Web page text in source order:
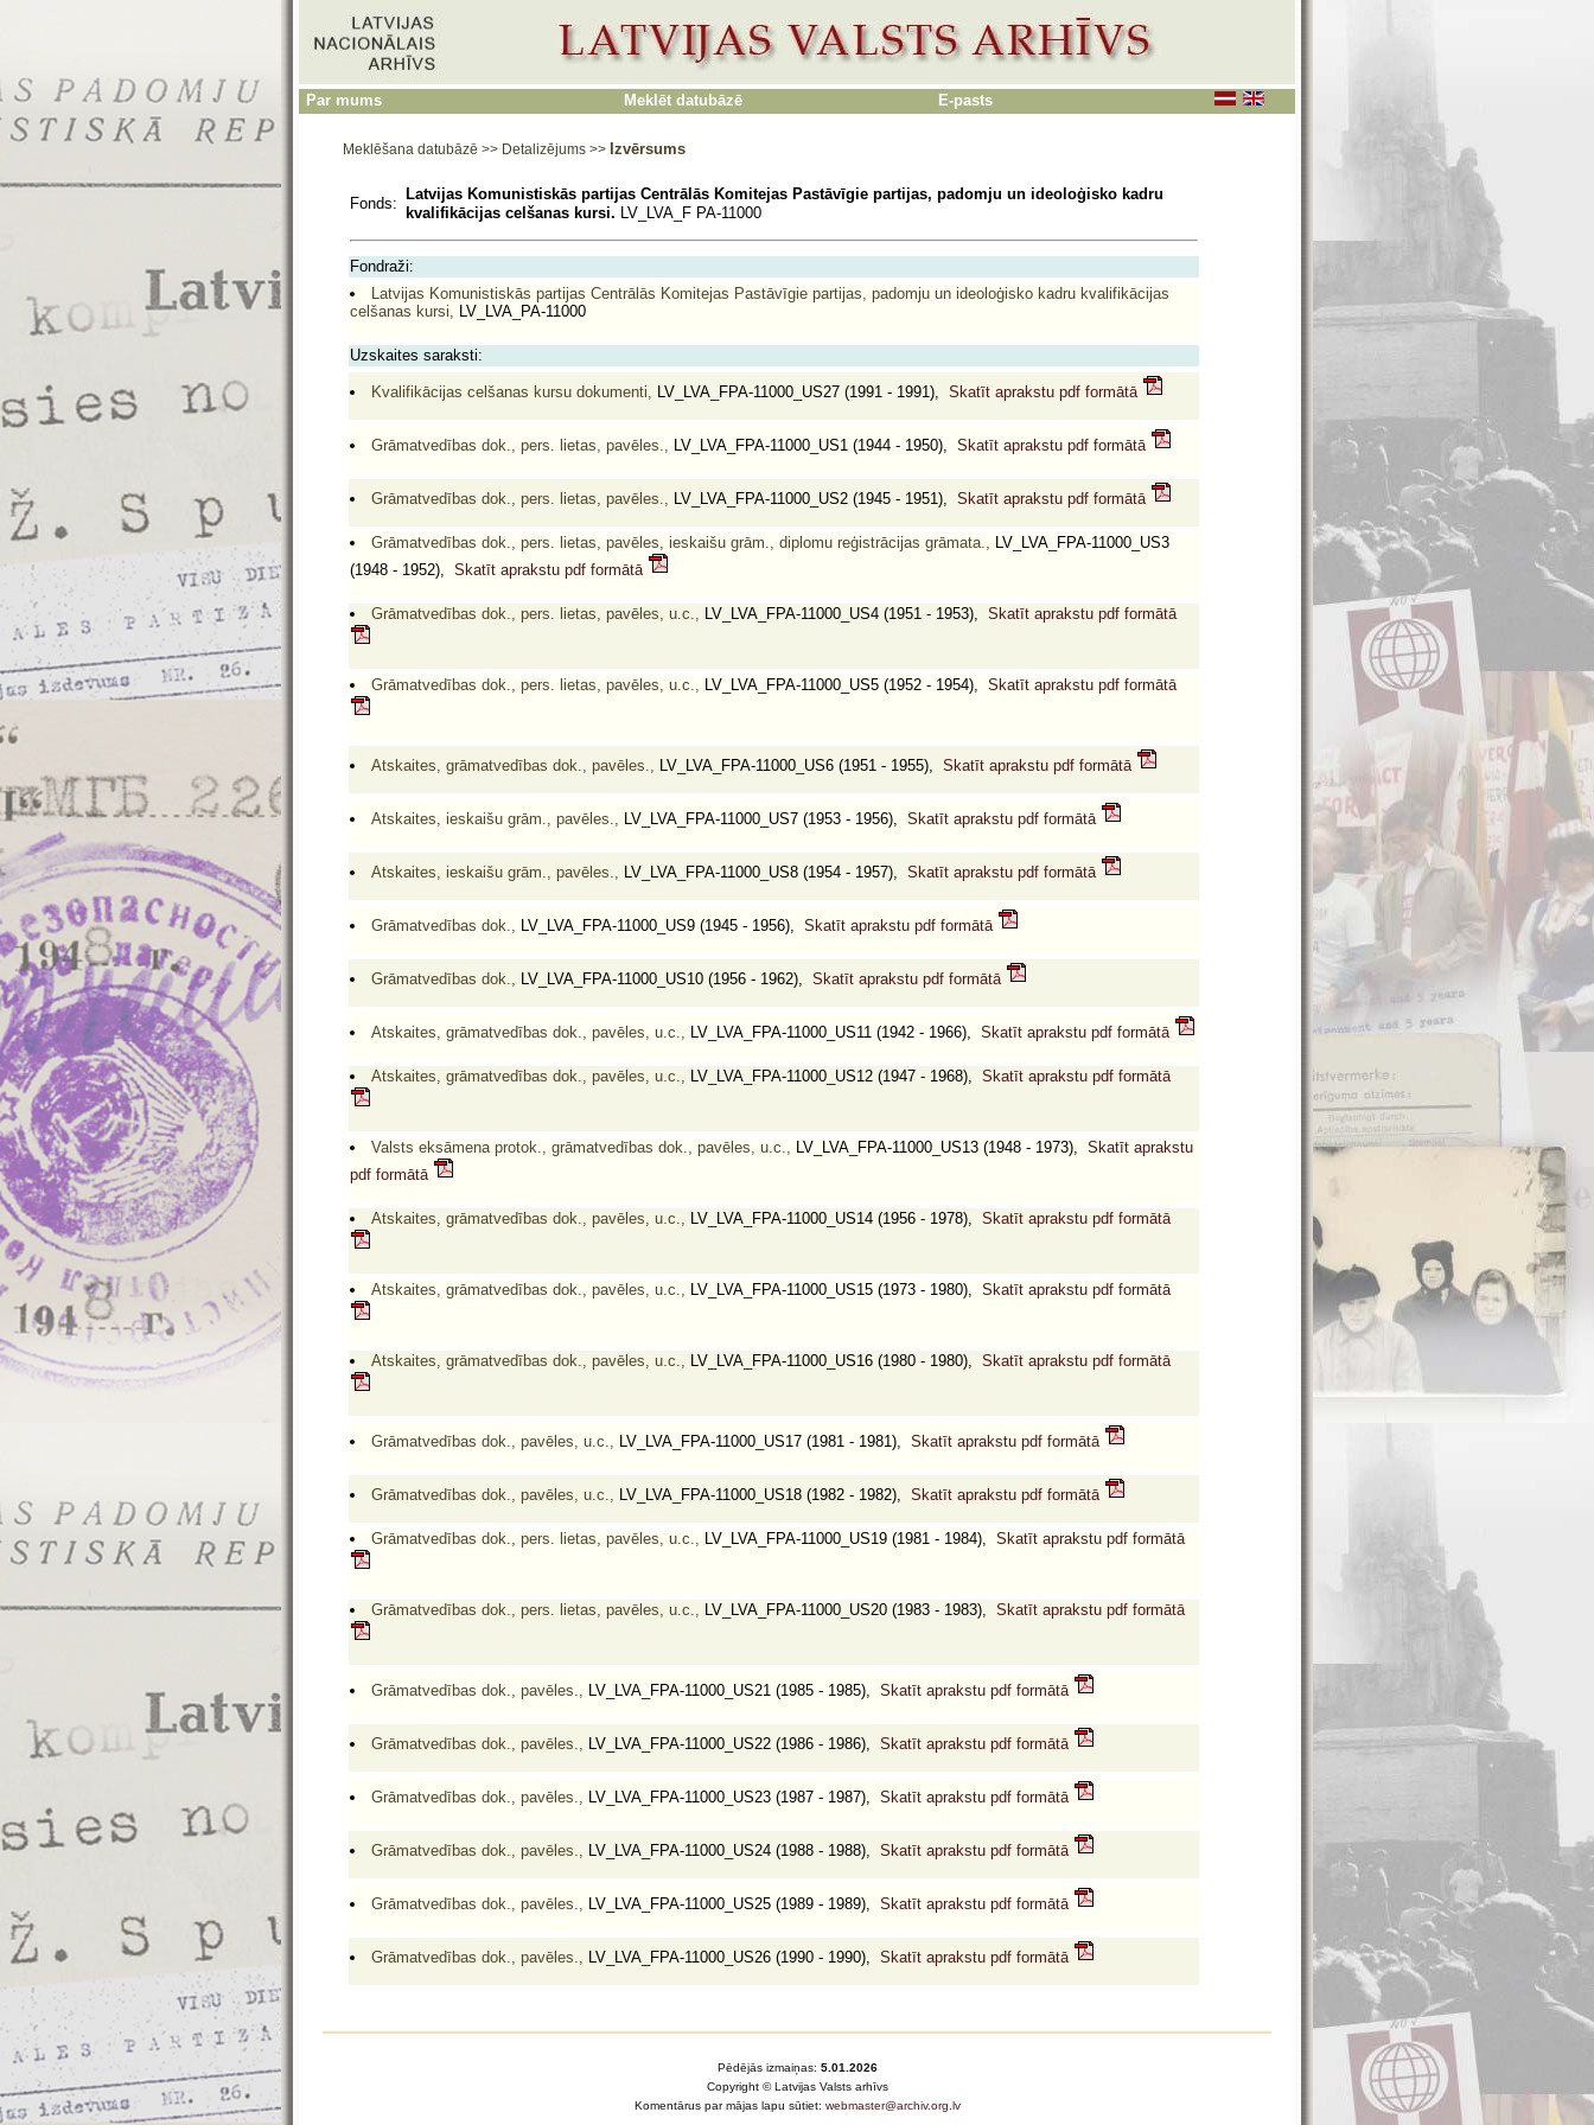
Par mums Meklēt datubāzē E-pasts
Meklēšana datubāzē >> Detalizējums >> Izvērsums
Fonds:
Latvijas Komunistiskās partijas Centrālās Komitejas Pastāvīgie partijas, padomju un ideoloģisko kadru
kvalifikācijas celšanas kursi. LV_LVA_F PA-11000
Fondraži:
Latvijas Komunistiskās partijas Centrālās Komitejas Pastāvīgie partijas, padomju un ideoloģisko kadru kvalifikācijas
celšanas kursi, LV_LVA_PA-11000
Uzskaites saraksti:
Kvalifikācijas celšanas kursu dokumenti, LV_LVA_FPA-11000_US27 (1991 - 1991), Skatīt aprakstu pdf formātā
Grāmatvedības dok., pers. lietas, pavēles., LV_LVA_FPA-11000_US1 (1944 - 1950), Skatīt aprakstu pdf formātā
Grāmatvedības dok., pers. lietas, pavēles., LV_LVA_FPA-11000_US2 (1945 - 1951), Skatīt aprakstu pdf formātā
Grāmatvedības dok., pers. lietas, pavēles, ieskaišu grām., diplomu reģistrācijas grāmata., LV_LVA_FPA-11000_US3
(1948 - 1952), Skatīt aprakstu pdf formātā
Grāmatvedības dok., pers. lietas, pavēles, u.c., LV_LVA_FPA-11000_US4 (1951 - 1953), Skatīt aprakstu pdf formātā
Grāmatvedības dok., pers. lietas, pavēles, u.c., LV_LVA_FPA-11000_US5 (1952 - 1954), Skatīt aprakstu pdf formātā
Atskaites, grāmatvedības dok., pavēles., LV_LVA_FPA-11000_US6 (1951 - 1955), Skatīt aprakstu pdf formātā
Atskaites, ieskaišu grām., pavēles., LV_LVA_FPA-11000_US7 (1953 - 1956), Skatīt aprakstu pdf formātā
Atskaites, ieskaišu grām., pavēles., LV_LVA_FPA-11000_US8 (1954 - 1957), Skatīt aprakstu pdf formātā
Grāmatvedības dok., LV_LVA_FPA-11000_US9 (1945 - 1956), Skatīt aprakstu pdf formātā
Grāmatvedības dok., LV_LVA_FPA-11000_US10 (1956 - 1962), Skatīt aprakstu pdf formātā
Atskaites, grāmatvedības dok., pavēles, u.c., LV_LVA_FPA-11000_US11 (1942 - 1966), Skatīt aprakstu pdf formātā
Atskaites, grāmatvedības dok., pavēles, u.c., LV_LVA_FPA-11000_US12 (1947 - 1968), Skatīt aprakstu pdf formātā
Valsts eksāmena protok., grāmatvedības dok., pavēles, u.c., LV_LVA_FPA-11000_US13 (1948 - 1973), Skatīt aprakstu
pdf formātā
Atskaites, grāmatvedības dok., pavēles, u.c., LV_LVA_FPA-11000_US14 (1956 - 1978), Skatīt aprakstu pdf formātā
Atskaites, grāmatvedības dok., pavēles, u.c., LV_LVA_FPA-11000_US15 (1973 - 1980), Skatīt aprakstu pdf formātā
Atskaites, grāmatvedības dok., pavēles, u.c., LV_LVA_FPA-11000_US16 (1980 - 1980), Skatīt aprakstu pdf formātā
Grāmatvedības dok., pavēles, u.c., LV_LVA_FPA-11000_US17 (1981 - 1981), Skatīt aprakstu pdf formātā
Grāmatvedības dok., pavēles, u.c., LV_LVA_FPA-11000_US18 (1982 - 1982), Skatīt aprakstu pdf formātā
Grāmatvedības dok., pers. lietas, pavēles, u.c., LV_LVA_FPA-11000_US19 (1981 - 1984), Skatīt aprakstu pdf formātā
Grāmatvedības dok., pers. lietas, pavēles, u.c., LV_LVA_FPA-11000_US20 (1983 - 1983), Skatīt aprakstu pdf formātā
Grāmatvedības dok., pavēles., LV_LVA_FPA-11000_US21 (1985 - 1985), Skatīt aprakstu pdf formātā
Grāmatvedības dok., pavēles., LV_LVA_FPA-11000_US22 (1986 - 1986), Skatīt aprakstu pdf formātā
Grāmatvedības dok., pavēles., LV_LVA_FPA-11000_US23 (1987 - 1987), Skatīt aprakstu pdf formātā
Grāmatvedības dok., pavēles., LV_LVA_FPA-11000_US24 (1988 - 1988), Skatīt aprakstu pdf formātā
Grāmatvedības dok., pavēles., LV_LVA_FPA-11000_US25 (1989 - 1989), Skatīt aprakstu pdf formātā
Grāmatvedības dok., pavēles., LV_LVA_FPA-11000_US26 (1990 - 1990), Skatīt aprakstu pdf formātā
Pēdējās izmaiņas: 5.01.2026
Copyright © Latvijas Valsts arhīvs
Komentārus par mājas lapu sūtiet: webmaster@archiv.org.lv